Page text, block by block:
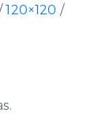
120×120 /